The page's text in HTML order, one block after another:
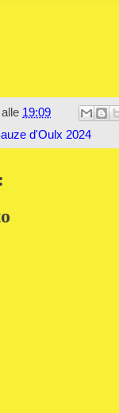
alle 19:09
d'Oulx 2024